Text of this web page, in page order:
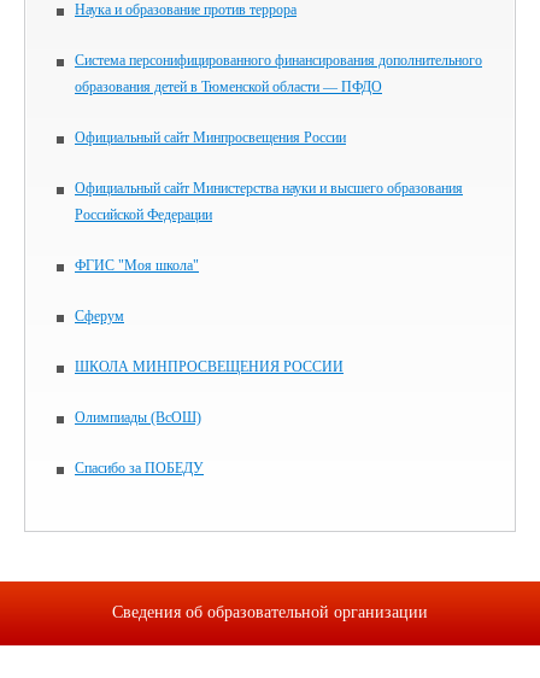
Наука и образование против террора
Система персонифицированного финансирования дополнительного
образования детей в Тюменской области — ПФДО
Официальный сайт Минпросвещения России
Официальный сайт Министерства науки и высшего образования
Российской Федерации
ФГИС "Моя школа"
Сферум
ШКОЛА МИНПРОСВЕЩЕНИЯ РОССИИ
Олимпиады (ВсОШ)
Спасибо за ПОБЕДУ
Сведения об образовательной организации